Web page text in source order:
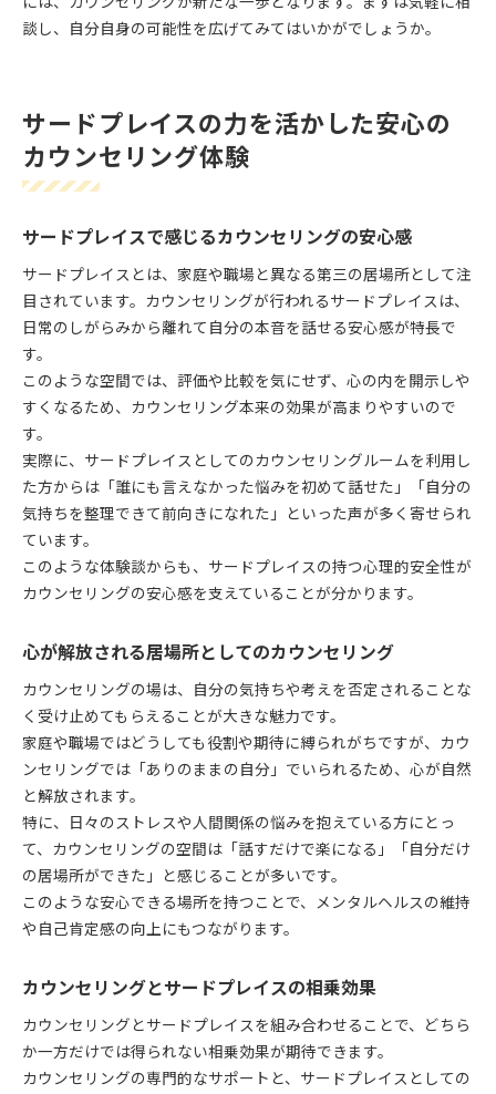
談し、自分自身の可能性を広げてみてはいかがでしょうか。
サードプレイスの力を活かした安心の
カウンセリング体験
サードプレイスで感じるカウンセリングの安心感
サードプレイスとは、家庭や職場と異なる第三の居場所として注
目されています。カウンセリングが行われるサードプレイスは、
日常のしがらみから離れて自分の本音を話せる安心感が特長で
す。
このような空間では、評価や比較を気にせず、心の内を開示しや
すくなるため、カウンセリング本来の効果が高まりやすいので
す。
実際に、サードプレイスとしてのカウンセリングルームを利用し
た方からは「誰にも言えなかった悩みを初めて話せた」「自分の
気持ちを整理できて前向きになれた」といった声が多く寄せられ
ています。
このような体験談からも、サードプレイスの持つ心理的安全性が
カウンセリングの安心感を支えていることが分かります。
心が解放される居場所としてのカウンセリング
カウンセリングの場は、自分の気持ちや考えを否定されることな
く受け止めてもらえることが大きな魅力です。
家庭や職場ではどうしても役割や期待に縛られがちですが、カウ
ンセリングでは「ありのままの自分」でいられるため、心が自然
と解放されます。
特に、日々のストレスや人間関係の悩みを抱えている方にとっ
て、カウンセリングの空間は「話すだけで楽になる」「自分だけ
の居場所ができた」と感じることが多いです。
このような安心できる場所を持つことで、メンタルヘルスの維持
や自己肯定感の向上にもつながります。
カウンセリングとサードプレイスの相乗効果
カウンセリングとサードプレイスを組み合わせることで、どちら
か一方だけでは得られない相乗効果が期待できます。
カウンセリングの専門的なサポートと、サードプレイスとしての